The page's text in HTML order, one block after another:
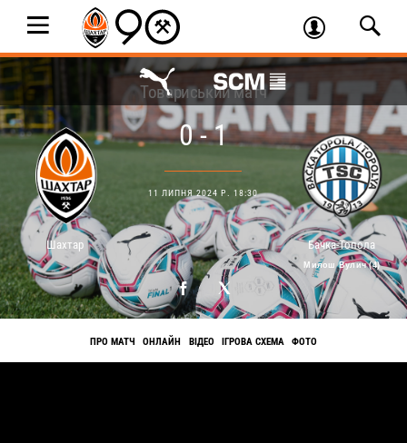
Шахтар
Товариський матч
0 - 1
11 ЛИПНЯ 2024 Р. 18:30
Бачка-Топола
Милош Вулич (4)
ПРО МАТЧ ОНЛАЙН ВІДЕО ІГРОВА СХЕМА ФОТО